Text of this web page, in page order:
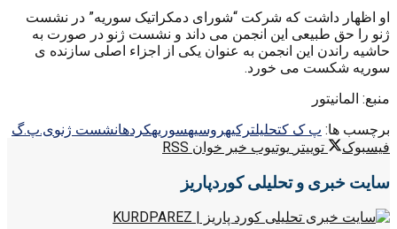
او اظهار داشت که شرکت “شورای دمکراتیک سوریه” در نشست
ژنو را حق طبیعی این انجمن می داند و نشست ژنو در صورت به
حاشیه راندن این انجمن به عنوان یکی از اجزاء اصلی سازنده ی
سوریه شکست می خورد.
منبع: المانیتور
برچسب ها: پ ک کتحليلترکیهروسیهسوریهکردهانشست ژنوی.پ.گ
فیسبوک
توییتر یوتیوب خبر خوان RSS
سایت خبری و تحلیلی کوردپاریز